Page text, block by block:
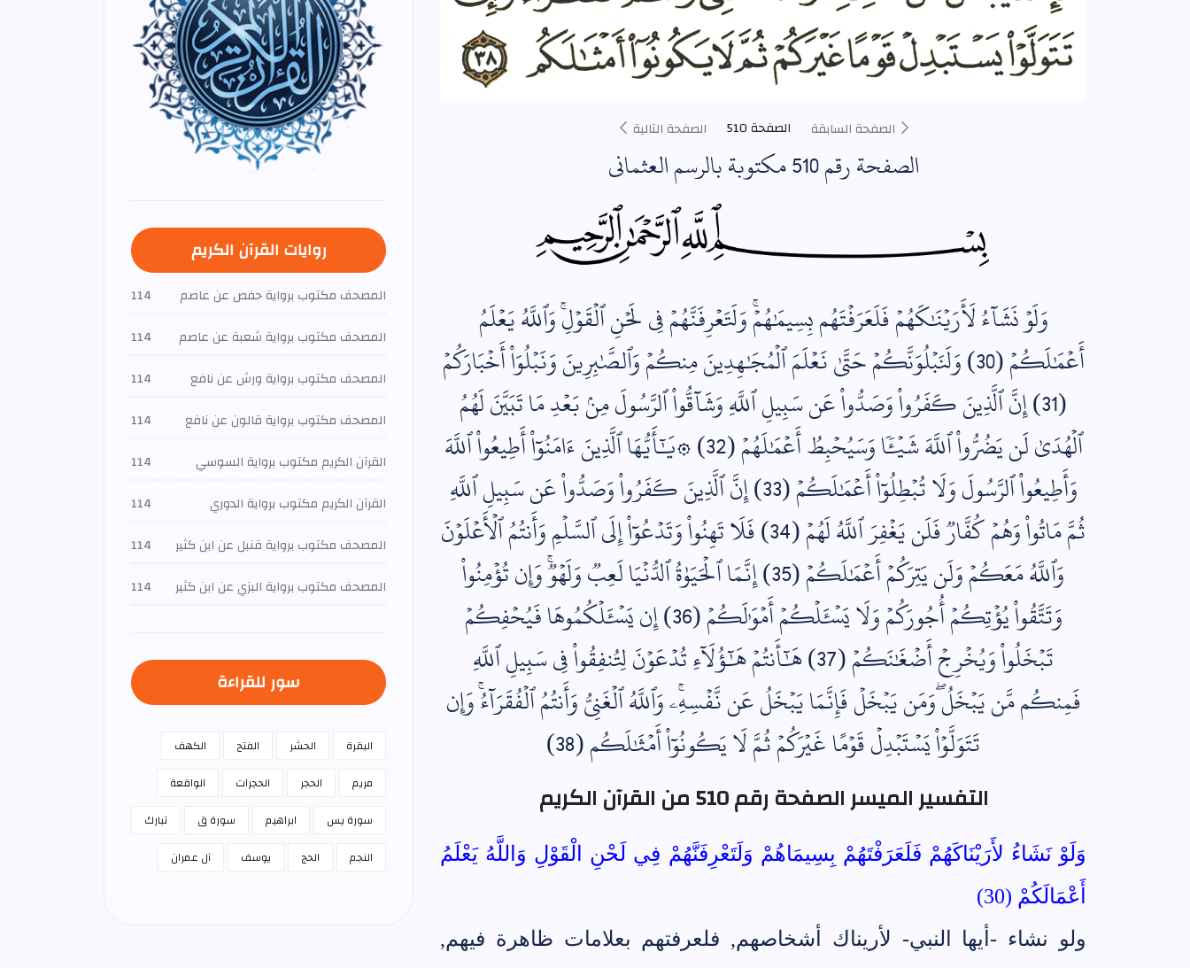
الصفحة السابقة الصفحة 510 الصفحة التالية
الصفحة رقم 510 مكتوبة بالرسم العثماني
وَلَوۡ نَشَآءُ لَأَرَيۡنَٰكَهُمۡ فَلَعَرَفۡتَهُم بِسِيمَٰهُمۡۚ وَلَتَعۡرِفَنَّهُمۡ فِي لَحۡنِ ٱلۡقَوۡلِۚ وَٱللَّهُ يَعۡلَمُ
أَعۡمَٰلَكُمۡ (30) وَلَنَبۡلُوَنَّكُمۡ حَتَّىٰ نَعۡلَمَ ٱلۡمُجَٰهِدِينَ مِنكُمۡ وَٱلصَّٰبِرِينَ وَنَبۡلُوَاْ أَخۡبَارَكُمۡ
(31) إِنَّ ٱلَّذِينَ كَفَرُواْ وَصَدُّواْ عَن سَبِيلِ ٱللَّهِ وَشَآقُّواْ ٱلرَّسُولَ مِنۢ بَعۡدِ مَا تَبَيَّنَ لَهُمُ
ٱلۡهُدَىٰ لَن يَضُرُّواْ ٱللَّهَ شَيۡ‍ٔٗا وَسَيُحۡبِطُ أَعۡمَٰلَهُمۡ (32) ۞يَٰٓأَيُّهَا ٱلَّذِينَ ءَامَنُوٓاْ أَطِيعُواْ ٱللَّهَ
وَأَطِيعُواْ ٱلرَّسُولَ وَلَا تُبۡطِلُوٓاْ أَعۡمَٰلَكُمۡ (33) إِنَّ ٱلَّذِينَ كَفَرُواْ وَصَدُّواْ عَن سَبِيلِ ٱللَّهِ
ثُمَّ مَاتُواْ وَهُمۡ كُفَّارٞ فَلَن يَغۡفِرَ ٱللَّهُ لَهُمۡ (34) فَلَا تَهِنُواْ وَتَدۡعُوٓاْ إِلَى ٱلسَّلۡمِ وَأَنتُمُ ٱلۡأَعۡلَوۡنَ
وَٱللَّهُ مَعَكُمۡ وَلَن يَتِرَكُمۡ أَعۡمَٰلَكُمۡ (35) إِنَّمَا ٱلۡحَيَوٰةُ ٱلدُّنۡيَا لَعِبٞ وَلَهۡوٞۚ وَإِن تُؤۡمِنُواْ
وَتَتَّقُواْ يُؤۡتِكُمۡ أُجُورَكُمۡ وَلَا يَسۡ‍َٔلۡكُمۡ أَمۡوَٰلَكُمۡ (36) إِن يَسۡ‍َٔلۡكُمُوهَا فَيُحۡفِكُمۡ
تَبۡخَلُواْ وَيُخۡرِجۡ أَضۡغَٰنَكُمۡ (37) هَٰٓأَنتُمۡ هَٰٓؤُلَآءِ تُدۡعَوۡنَ لِتُنفِقُواْ فِي سَبِيلِ ٱللَّهِ
فَمِنكُم مَّن يَبۡخَلُۖ وَمَن يَبۡخَلۡ فَإِنَّمَا يَبۡخَلُ عَن نَّفۡسِهِۦۚ وَٱللَّهُ ٱلۡغَنِيُّ وَأَنتُمُ ٱلۡفُقَرَآءُۚ وَإِن
تَتَوَلَّوۡاْ يَسۡتَبۡدِلۡ قَوۡمًا غَيۡرَكُمۡ ثُمَّ لَا يَكُونُوٓاْ أَمۡثَٰلَكُم (38)
التفسير الميسر الصفحة رقم 510 من القرآن الكريم
وَلَوْ نَشَاءُ لأَرَيْنَاكَهُمْ فَلَعَرَفْتَهُمْ بِسِيمَاهُمْ وَلَتَعْرِفَنَّهُمْ فِي لَحْنِ الْقَوْلِ وَاللَّهُ يَعْلَمُ
أَعْمَالَكُمْ (30)
ولو نشاء -أيها النبي- لأريناك أشخاصهم, فلعرفتهم بعلامات ظاهرة فيهم,
روايات القرآن الكريم
المصحف مكتوب برواية حفص عن عاصم
114
المصحف مكتوب برواية شعبة عن عاصم
114
المصحف مكتوب برواية ورش عن نافع
114
المصحف مكتوب برواية قالون عن نافع
114
القرآن الكريم مكتوب برواية السوسي
114
القرآن الكريم مكتوب برواية الدوري
114
المصحف مكتوب برواية قنبل عن ابن كثير
114
المصحف مكتوب برواية البزي عن ابن كثير
114
سور للقراءة
البقرة الحشر الفتح
الكهف
مريم
الحجر الحجرات
الواقعة
سورة يس
ابراهيم سورة ق
تبارك
النجم
الحج يوسف آل عمران